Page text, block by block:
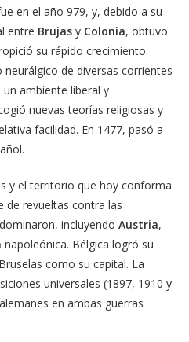
en el año 979, y, debido a su
entre Brujas y Colonia, obtuvo
su rápido crecimiento.
de diversas corrientes
ambiente liberal y
nuevas teorías religiosas y
facilidad. En 1477, pasó a
y el territorio que hoy conforma
de revueltas contra las
incluyendo Austria,
napoleónica. Bélgica logró su
como su capital. La
universales (1897, 1910 y
en ambas guerras